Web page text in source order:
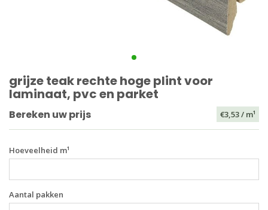
grijze teak rechte hoge plint voor
laminaat, pvc en parket
Bereken uw prijs €3,53/ m¹
Hoeveelheid m¹
Aantal pakken